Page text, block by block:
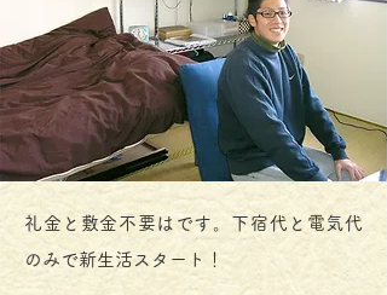
礼金と敷金不要はです。下宿代と電気代
のみで新生活スタート！